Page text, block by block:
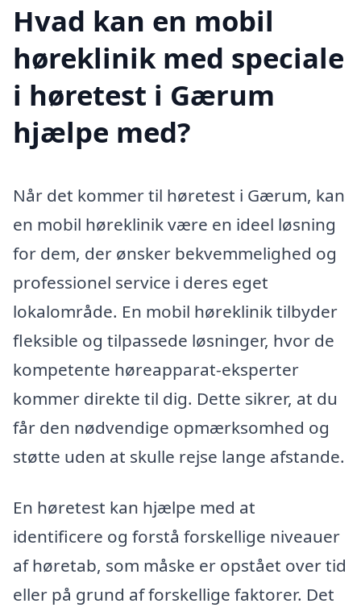
Hvad kan en mobil
høreklinik med speciale
i høretest i Gærum
hjælpe med?
Når det kommer til høretest i Gærum, kan
en mobil høreklinik være en ideel løsning
for dem, der ønsker bekvemmelighed og
professionel service i deres eget
lokalområde. En mobil høreklinik tilbyder
fleksible og tilpassede løsninger, hvor de
kompetente høreapparat-eksperter
kommer direkte til dig. Dette sikrer, at du
får den nødvendige opmærksomhed og
støtte uden at skulle rejse lange afstande.
En høretest kan hjælpe med at
identificere og forstå forskellige niveauer
af høretab, som måske er opstået over tid
eller på grund af forskellige faktorer. Det